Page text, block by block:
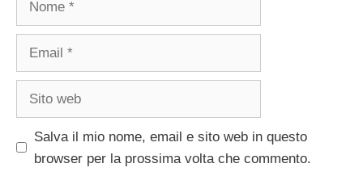
Salva il mio nome, email e sito web in questo
browser per la prossima volta che commento.